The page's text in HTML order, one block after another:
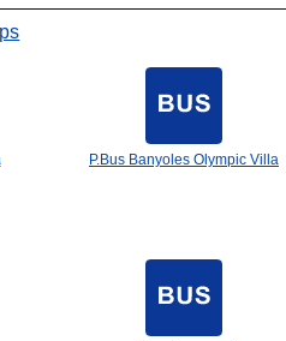
P.Bus Banyoles Olympic Villa